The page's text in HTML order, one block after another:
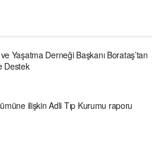
ve Yaşatma Derneği Başkanı Borataş’tan
Destek
ilişkin Adli Tıp Kurumu raporu